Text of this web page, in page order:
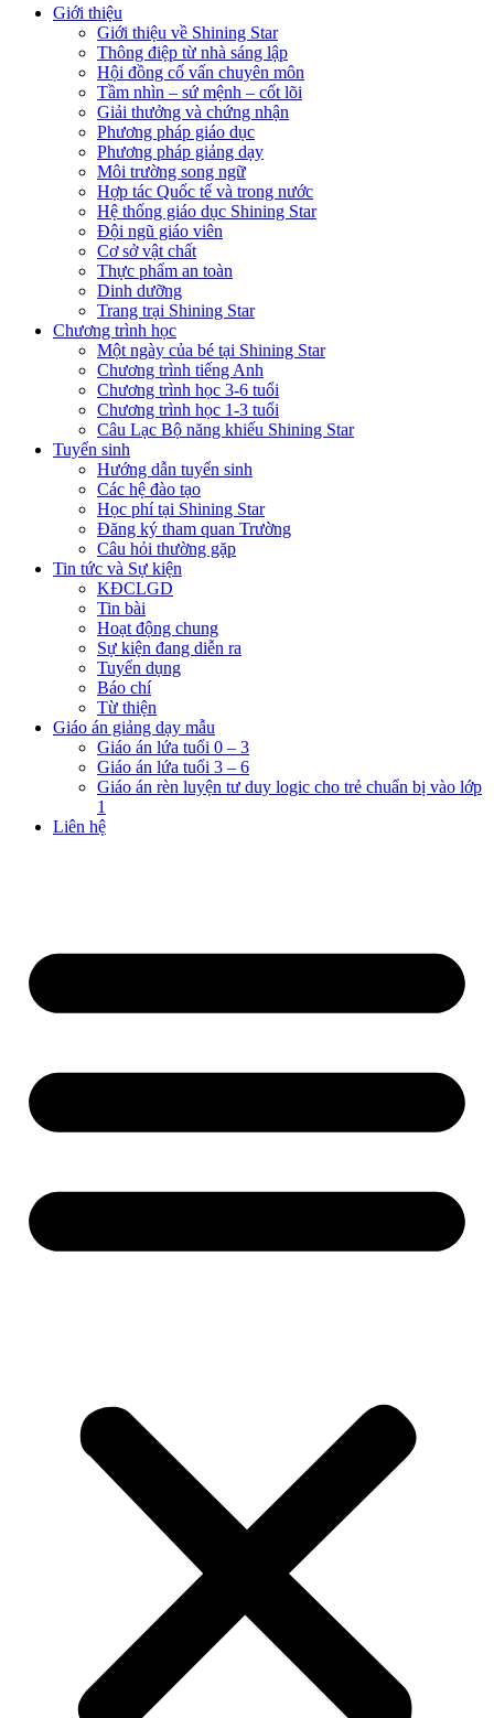
Giới thiệu
Giới thiệu về Shining Star
Thông điệp từ nhà sáng lập
Hội đồng cố vấn chuyên môn
Tầm nhìn – sứ mệnh – cốt lõi
Giải thưởng và chứng nhận
Phương pháp giáo dục
Phương pháp giảng dạy
Môi trường song ngữ
Hợp tác Quốc tế và trong nước
Hệ thống giáo dục Shining Star
Đội ngũ giáo viên
Cơ sở vật chất
Thực phẩm an toàn
Dinh dưỡng
Trang trại Shining Star
Chương trình học
Một ngày của bé tại Shining Star
Chương trình tiếng Anh
Chương trình học 3-6 tuổi
Chương trình học 1-3 tuổi
Câu Lạc Bộ năng khiếu Shining Star
Tuyển sinh
Hướng dẫn tuyển sinh
Các hệ đào tạo
Học phí tại Shining Star
Đăng ký tham quan Trường
Câu hỏi thường gặp
Tin tức và Sự kiện
KĐCLGD
Tin bài
Hoạt động chung
Sự kiện đang diễn ra
Tuyển dụng
Báo chí
Từ thiện
Giáo án giảng dạy mẫu
Giáo án lứa tuổi 0 – 3
Giáo án lứa tuổi 3 – 6
Giáo án rèn luyện tư duy logic cho trẻ chuẩn bị vào lớp
1
Liên hệ